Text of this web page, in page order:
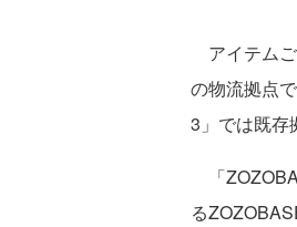
アイテム
の物流拠点
3」では既存
「
る